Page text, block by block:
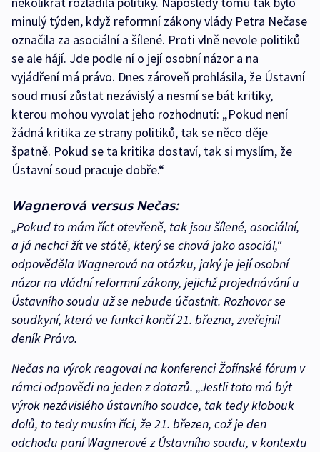
minulý týden, když reformní zákony vlády Petra Nečase
označila za asociální a šílené. Proti vlně nevole politiků
se ale hájí. Jde podle ní o její osobní názor a na
vyjádření má právo. Dnes zároveň prohlásila, že Ústavní
soud musí zůstat nezávislý a nesmí se bát kritiky,
kterou mohou vyvolat jeho rozhodnutí: „Pokud není
žádná kritika ze strany politiků, tak se něco děje
špatně. Pokud se ta kritika dostaví, tak si myslím, že
Ústavní soud pracuje dobře.“
Wagnerová versus Nečas:
„Pokud to mám říct otevřeně, tak jsou šílené, asociální,
a já nechci žít ve státě, který se chová jako asociál,“
odpověděla Wagnerová na otázku, jaký je její osobní
názor na vládní reformní zákony, jejichž projednávání u
Ústavního soudu už se nebude účastnit. Rozhovor se
soudkyní, která ve funkci končí 21. března, zveřejnil
deník Právo.
Nečas na výrok reagoval na konferenci Žofínské fórum v
rámci odpovědi na jeden z dotazů. „Jestli toto má být
výrok nezávislého ústavního soudce, tak tedy klobouk
dolů, to tedy musím říci, že 21. březen, což je den
odchodu paní Wagnerové z Ústavního soudu, v kontextu